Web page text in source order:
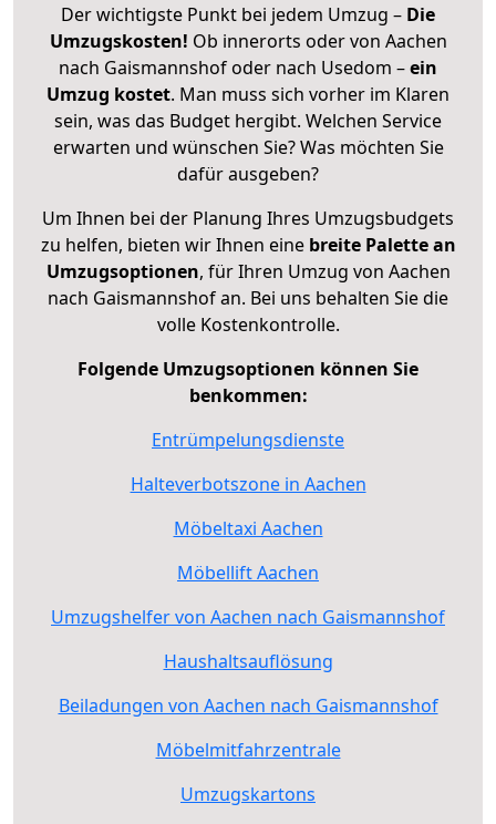
Der wichtigste Punkt bei jedem Umzug – Die
Umzugskosten! Ob innerorts oder von Aachen
nach Gaismannshof oder nach Usedom –ein
Umzug kostet. Man muss sich vorher im Klaren
sein, was das Budget hergibt. Welchen Service
erwarten und wünschen Sie? Was möchten Sie
dafür ausgeben?
Um Ihnen bei der Planung Ihres Umzugsbudgets
zu helfen, bieten wir Ihnen eine breite Palette an
Umzugsoptionen, für Ihren Umzug von Aachen
nach Gaismannshof an. Bei uns behalten Sie die
volle Kostenkontrolle.
Folgende Umzugsoptionen können Sie
benkommen:
Entrümpelungsdienste
Halteverbotszone in Aachen
Möbeltaxi Aachen
Möbellift Aachen
Umzugshelfer von Aachen nach Gaismannshof
Haushaltsauflösung
Beiladungen von Aachen nach Gaismannshof
Möbelmitfahrzentrale
Umzugskartons